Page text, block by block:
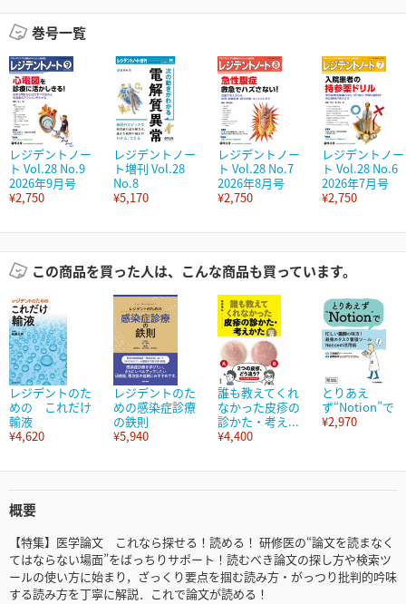
巻号一覧
レジデントノー
ト Vol.28 No.9
2026年9月号
¥2,750
レジデントノー
ト増刊 Vol.28
No.8
¥5,170
レジデントノー
ト Vol.28 No.7
2026年8月号
¥2,750
レジデントノー
ト Vol.28 No.6
2026年7月号
¥2,750
この商品を買った人は、こんな商品も買っています。
レジデントのた
めの これだけ
輸液
¥4,620
レジデントのた
めの感染症診療
の鉄則
¥5,940
誰も教えてくれ
なかった皮疹の
診かた・考え...
¥4,400
とりあえ
ず“Notion”で
¥2,970
概要
【特集】医学論文 これなら探せる！読める！ 研修医の“論文を読まなく
てはならない場面”をばっちりサポート！読むべき論文の探し方や検索ツ
ールの使い方に始まり，ざっくり要点を掴む読み方・がっつり批判的吟味
する読み方を丁寧に解説．これで論文が読める！